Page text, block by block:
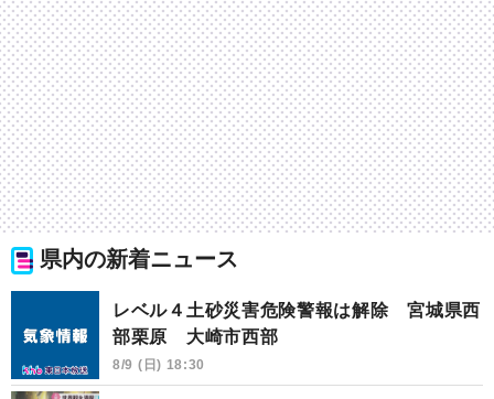
県内の新着ニュース
レベル４土砂災害危険警報は解除 宮城県西
部栗原 大崎市西部
8/9 (日) 18:30